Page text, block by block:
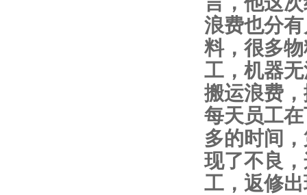
浪费也分
料，很多
工，机器
搬运浪费
每天员工
多的时间
现了不良
工，返修